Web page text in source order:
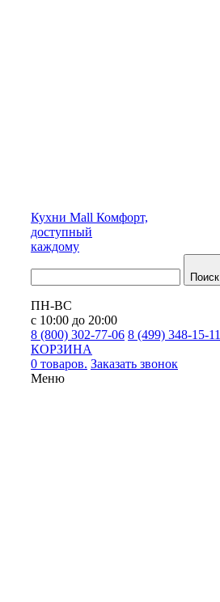
Кухни Mall Комфорт,
доступный
каждому
Поиск
ПН-ВС
с 10:00 до 20:00
8 (800) 302-77-06 8 (499) 348-15-11
КОРЗИНА
0 товаров. Заказать звонок
Меню